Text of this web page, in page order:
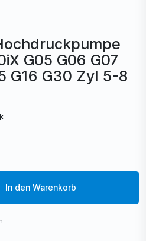
G05 G06 G07
G16 G30 Zyl 5-8
In den Warenkorb